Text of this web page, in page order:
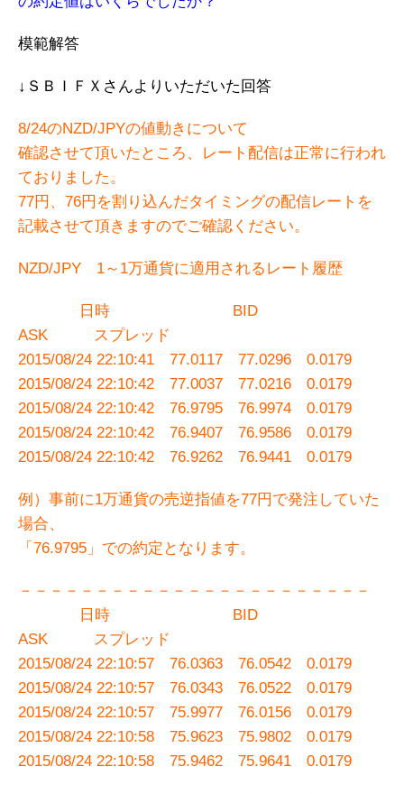
模範解答
↓ＳＢＩＦＸさんよりいただいた回答
8/24のNZD/JPYの値動きについて
確認させて頂いたところ、レート配信は正常に行われ
ておりました。
77円、76円を割り込んだタイミングの配信レートを
記載させて頂きますのでご確認ください。
NZD/JPY 1～1万通貨に適用されるレート履歴
日時 BID
ASK スプレッド
2015/08/24 22:10:41 77.0117 77.0296 0.0179
2015/08/24 22:10:42 77.0037 77.0216 0.0179
2015/08/24 22:10:42 76.9795 76.9974 0.0179
2015/08/24 22:10:42 76.9407 76.9586 0.0179
2015/08/24 22:10:42 76.9262 76.9441 0.0179
例）事前に1万通貨の売逆指値を77円で発注していた
場合、
「76.9795」での約定となります。
－－－－－－－－－－－－－－－－－－－－－－－
日時 BID
ASK スプレッド
2015/08/24 22:10:57 76.0363 76.0542 0.0179
2015/08/24 22:10:57 76.0343 76.0522 0.0179
2015/08/24 22:10:57 75.9977 76.0156 0.0179
2015/08/24 22:10:58 75.9623 75.9802 0.0179
2015/08/24 22:10:58 75.9462 75.9641 0.0179